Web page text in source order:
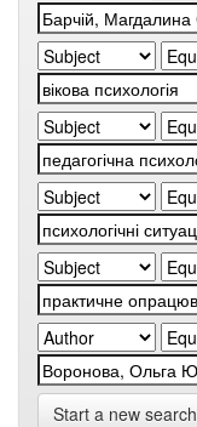
Start a new search